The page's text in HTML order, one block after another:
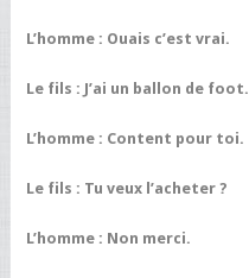
L’homme : Ouais c’est vrai.
Le fils : J’ai un ballon de foot.
L’homme : Content pour toi.
Le fils : Tu veux l’acheter ?
L’homme : Non merci.